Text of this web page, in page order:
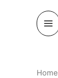
Home